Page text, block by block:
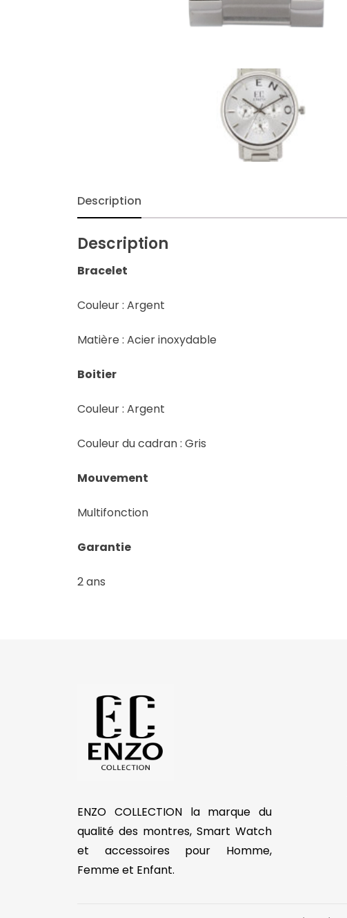
Description
Description
Bracelet
Couleur : Argent
Matière : Acier inoxydable
Boitier
Couleur : Argent
Couleur du cadran : Gris
Mouvement
Multifonction
Garantie
2 ans
ENZO COLLECTION la marque du
qualité des montres, Smart Watch
et accessoires pour Homme,
Femme et Enfant.